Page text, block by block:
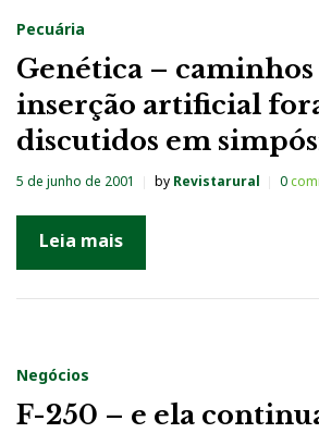
M
ê
s
:
j
u
n
o
0
1
Pecuária
Genética – caminhos
inserção artificial
discutidos em
5 de junho de 2001 by Revistarural 0
Leia mais
Negócios
F-250 – e ela